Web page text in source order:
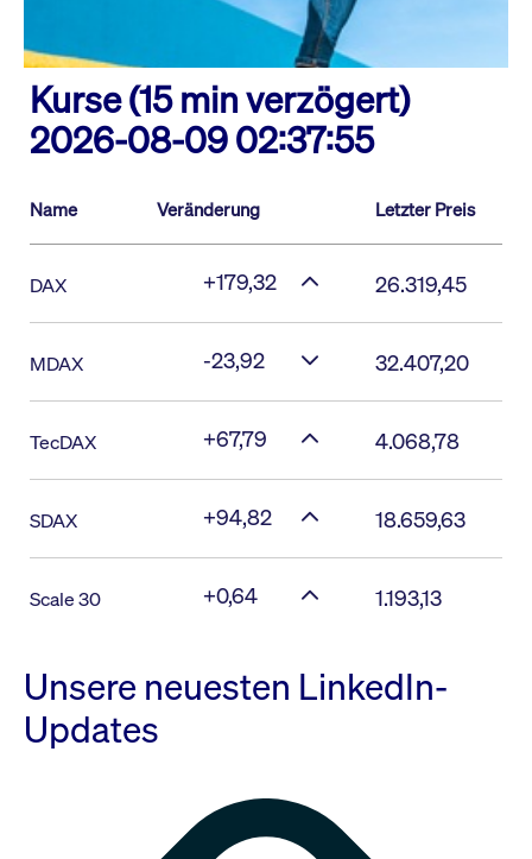
Kurse (15 min verzögert)
2026-08-09 02:37:55
Name Veränderung Letzter Preis
DAX +179,32 26.319,45
MDAX -23,92 32.407,20
TecDAX +67,79 4.068,78
SDAX +94,82 18.659,63
Scale 30 +0,64 1.193,13
Unsere neuesten LinkedIn-
Updates